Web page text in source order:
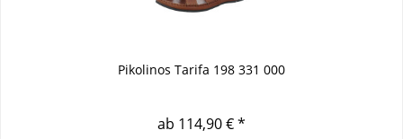
Pikolinos Tarifa 198 331 000
ab 114,90 € *